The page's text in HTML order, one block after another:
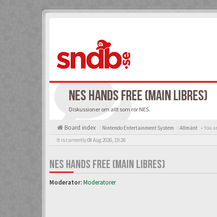
NES HANDS FREE (MAIN LIBRES)
Diskussioner om allt som rör NES.
Board index Nintendo Entertainment System Allmänt « You
It is currently 08 Aug 2026, 19:26
NES HANDS FREE (MAIN LIBRES)
Moderator:Moderatorer